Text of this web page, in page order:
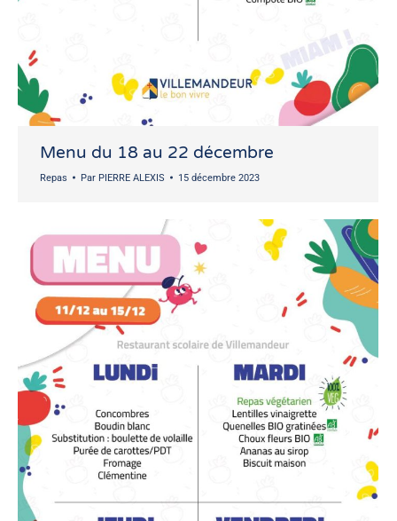
Menu du 18 au 22 décembre
Repas Par PIERRE ALEXIS 15 décembre 2023